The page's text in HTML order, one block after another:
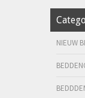
NIEUW